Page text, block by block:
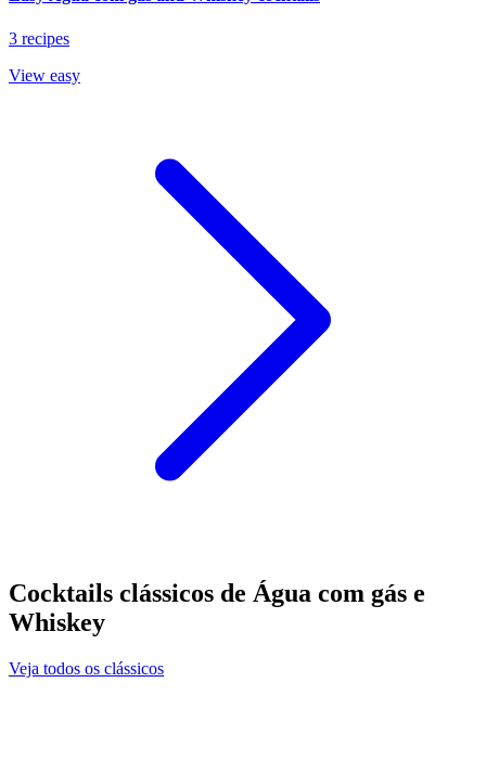
3 recipes
View easy
Cocktails clássicos de Água com gás e
Whiskey
Veja todos os clássicos